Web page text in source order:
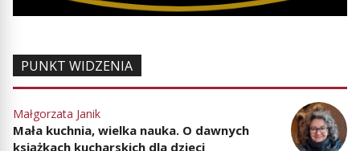
PUNKT WIDZENIA
Małgorzata Janik
Mała kuchnia, wielka nauka. O dawnych
książkach kucharskich dla dzieci